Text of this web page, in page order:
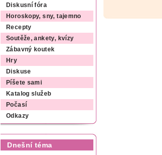
Diskusní fóra
Horoskopy, sny, tajemno
Recepty
Soutěže, ankety, kvízy
Zábavný koutek
Hry
Diskuse
Píšete sami
Katalog služeb
Počasí
Odkazy
Dnešní téma